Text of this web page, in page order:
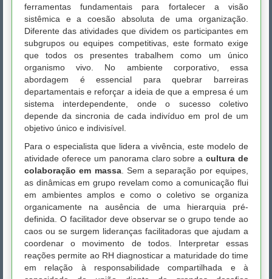
ferramentas fundamentais para fortalecer a visão
sistêmica e a coesão absoluta de uma organização.
Diferente das atividades que dividem os participantes em
subgrupos ou equipes competitivas, este formato exige
que todos os presentes trabalhem como um único
organismo vivo. No ambiente corporativo, essa
abordagem é essencial para quebrar barreiras
departamentais e reforçar a ideia de que a empresa é um
sistema interdependente, onde o sucesso coletivo
depende da sincronia de cada indivíduo em prol de um
objetivo único e indivisível.
Para o especialista que lidera a vivência, este modelo de
atividade oferece um panorama claro sobre acultura de
colaboração em massa. Sem a separação por equipes,
as dinâmicas em grupo revelam como a comunicação flui
em ambientes amplos e como o coletivo se organiza
organicamente na ausência de uma hierarquia pré-
definida. O facilitador deve observar se o grupo tende ao
caos ou se surgem lideranças facilitadoras que ajudam a
coordenar o movimento de todos. Interpretar essas
reações permite ao RH diagnosticar a maturidade do time
em relação à responsabilidade compartilhada e à